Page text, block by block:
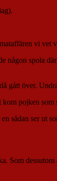
vi vet
spola
gått över.
pojken som
sådan ser ut
Som